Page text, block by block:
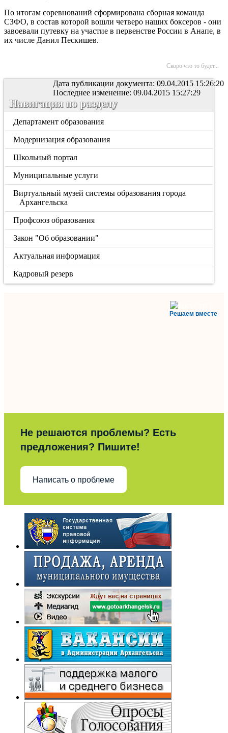
По итогам соревнований сформирована сборная команда
СЗФО, в состав которой вошли четверо наших боксеров - они
завоевали путевку на участие в первенстве России в Анапе, в
их числе Данил Пескишев.
Скоро что то будет...
Дата публикации документа: 09.04.2015 15:26:20
Последнее изменение: 09.04.2015 15:27:29
Навигация по разделу
Департамент образования
Модернизация образования
Школьный портал
Муниципальные услуги
Виртуальный музей системы образования города
Архангельска
Профсоюз образования
Закон "Об образовании"
Актуальная информация
Кадровый резерв
Решаем вместе
Не решаются проблемы? Есть
предложения? Пишите!
Написать о проблеме